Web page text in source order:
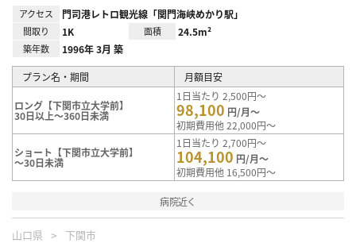
アクセス 門司港レトロ観光線「関門海峡めかり駅」
間取り 1K 面積 24.5m²
築年数 1996年 3月 築
プラン名・期間 月額目安
ロング【下関市立大学前】
30日以上～360日未満
1日当たり 2,500円～
98,100 円/月～
初期費用他 22,000円～
ショート【下関市立大学前】
～30日未満
1日当たり 2,700円～
104,100 円/月～
初期費用他 16,500円～
病院近く
山口県 下関市